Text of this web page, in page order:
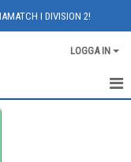
I DIVISION 2!
LOGGA IN